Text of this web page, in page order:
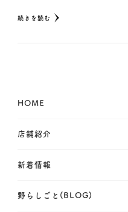
続きを読む
HOME
店舗紹介
新着情報
野らしごと(BLOG)